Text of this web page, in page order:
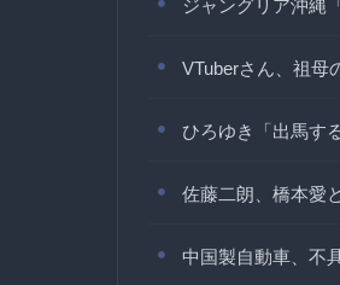
ジャングリア沖縄
VTuberさん、祖母
ひろゆき「出馬す
佐藤二朗、橋本愛
中国製自動車、不